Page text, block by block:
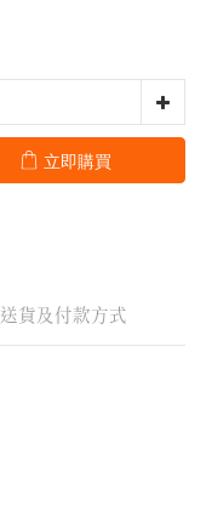
立即購買
送貨及付款方式